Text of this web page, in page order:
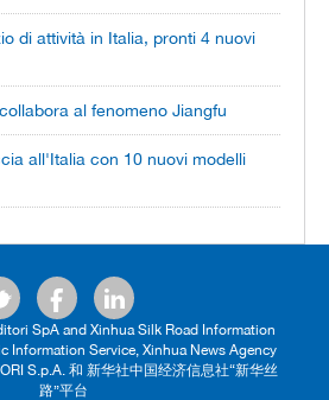
di attività in Italia, pronti 4 nuovi
al fenomeno Jiangfu
all'Italia con 10 nuovi modelli
SpA and Xinhua Silk Road Information
Information Service, Xinhua News Agency
S.p.A. 和 新华社中国经济信息社“新华丝
路”平台